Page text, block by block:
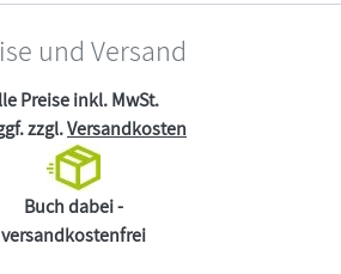
und Versand
Preise inkl. MwSt.
zzgl.Versandkosten
Buch dabei -
versandkostenfrei